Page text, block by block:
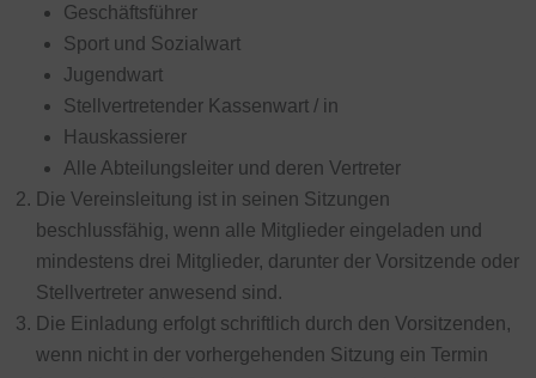
Geschäftsführer
Sport und Sozialwart
Jugendwart
Stellvertretender Kassenwart / in
Hauskassierer
Alle Abteilungsleiter und deren Vertreter
Die Vereinsleitung ist in seinen Sitzungen
beschlussfähig, wenn alle Mitglieder eingeladen und
mindestens drei Mitglieder, darunter der Vorsitzende oder
Stellvertreter anwesend sind.
Die Einladung erfolgt schriftlich durch den Vorsitzenden,
wenn nicht in der vorhergehenden Sitzung ein Termin